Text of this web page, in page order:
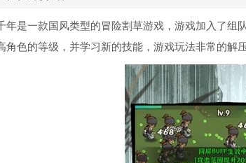
年是一款国风类型的冒险割草游戏，游戏加入了
角色的等级，并学习新的技能，游戏玩法非常的解